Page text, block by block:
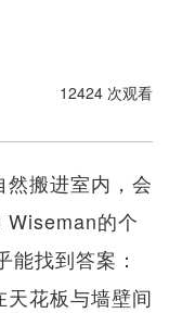
12424 次观看
搬进室内，会
Wiseman的个
找到答案：
花板与墙壁间